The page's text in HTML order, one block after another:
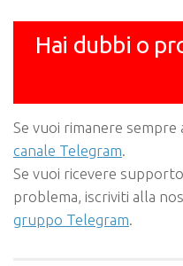
Hai dubbi o
Se vuoi rimanere
canale Telegram.
Se vuoi ricevere
problema, iscriviti alla
gruppo Telegram.